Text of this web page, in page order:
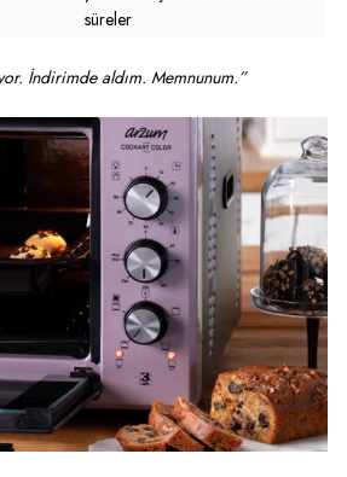
süreler
İndirimde aldım. Memnunum.”